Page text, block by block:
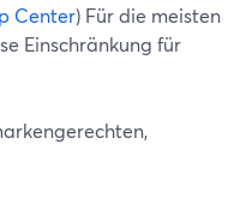
Center) Für die meisten
Einschränkung für